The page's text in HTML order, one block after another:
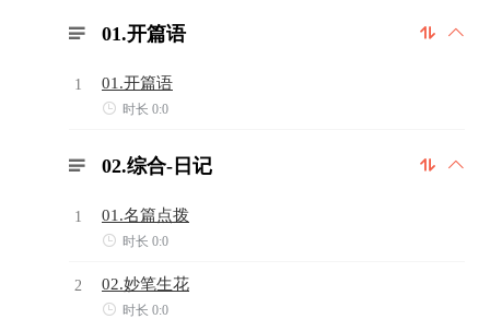
 
 01.开篇语
1 01.开篇语
 时长 0:0
 
 02.综合-日记
1 01.名篇点拨
 时长 0:0
2 02.妙笔生花
 时长 0:0